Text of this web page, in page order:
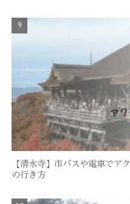
【清水寺】市バスや電車でア
の行き方